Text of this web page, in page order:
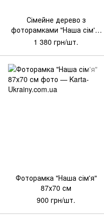
Сімейне дерево з
фоторамками "Наша сім'я"
Палісандр 130х110
1 380 грн/шт.
Фоторамка "Наша сім'я"
87х70 см
900 грн/шт.